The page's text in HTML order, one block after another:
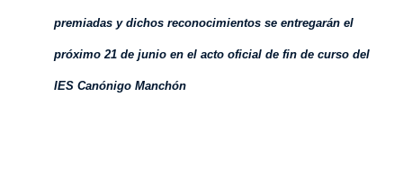
premiadas y dichos reconocimientos se entregarán el
próximo 21 de junio en el acto oficial de fin de curso del
IES Canónigo Manchón